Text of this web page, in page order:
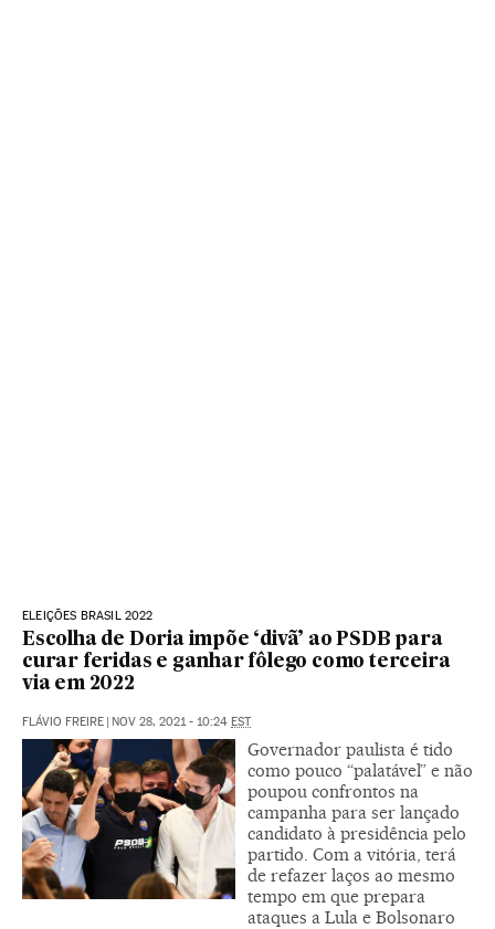
ELEIÇÕES BRASIL 2022
Escolha de Doria impõe ‘divã’ ao PSDB para
curar feridas e ganhar fôlego como terceira
via em 2022
FLÁVIO FREIRE | NOV 28, 2021 - 10:24 EST
Governador paulista é tido
como pouco “palatável” e não
poupou confrontos na
campanha para ser lançado
candidato à presidência pelo
partido. Com a vitória, terá
de refazer laços ao mesmo
tempo em que prepara
ataques a Lula e Bolsonaro